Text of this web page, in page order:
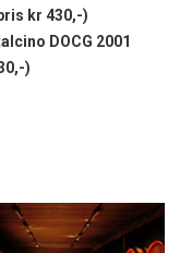
kr 430,-)
DOCG 2001
)